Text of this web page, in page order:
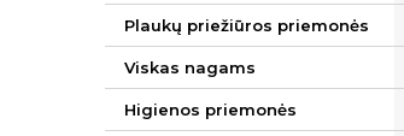
Plaukų priežiūros priemonės
Viskas nagams
Higienos priemonės